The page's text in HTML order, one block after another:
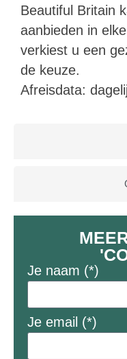
Beautiful Britain
aanbieden in
verkiest u een
de keuze.
Afreisdata:
Je naam (*)
Je email (*)